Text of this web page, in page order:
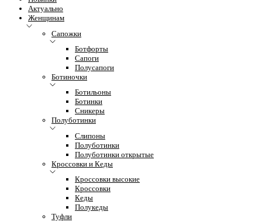
Актуально
Женщинам
Сапожки
Ботфорты
Сапоги
Полусапоги
Ботиночки
Ботильоны
Ботинки
Сникеры
Полуботинки
Слипоны
Полуботинки
Полуботинки открытые
Кроссовки и Кеды
Кроссовки высокие
Кроссовки
Кеды
Полукеды
Туфли